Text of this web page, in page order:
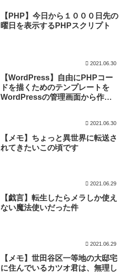
【PHP】今日から１０００日先の
曜日を表示するPHPスクリプト
2021.06.30
【WordPress】自由にPHPコー
ドを描くためのテンプレートを
WordPressの管理画面から作成
2021.06.30
【メモ】ちょっと異世界に転送さ
れてきたいこの頃です
2021.06.29
【戯言】転生したらメラしか使え
ない魔法使いだった件
2021.06.29
【メモ】世田谷区一等地の大邸宅
に住んでいるカツオ君は、無理し